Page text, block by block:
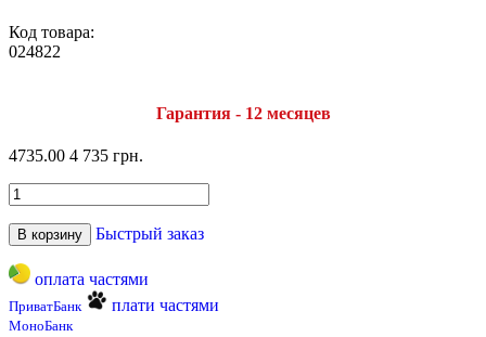
Код товара:
024822
Гарантия - 12 месяцев
4735.00 4 735 грн.
В корзину Быстрый заказ
оплата частями
ПриватБанк плати частями
МоноБанк